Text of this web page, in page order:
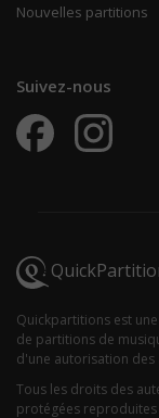
Nouvelles partitions
Suivez-nous
Quickpartitions est
de partitions de
d'une autorisation des
Tous les droits des
protégées reproduites